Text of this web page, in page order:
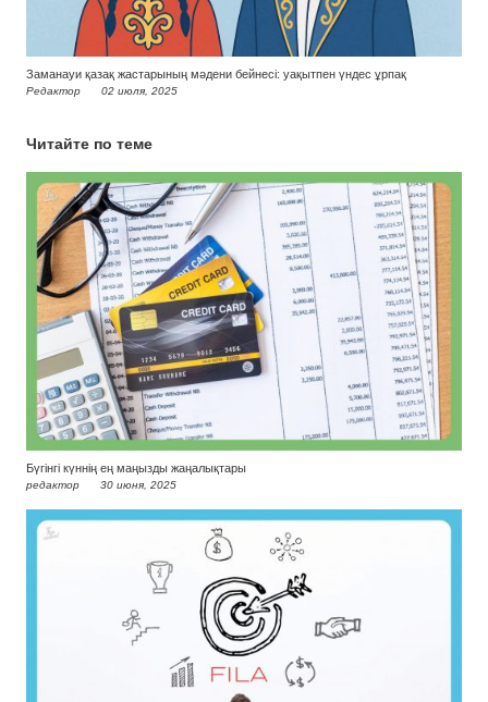
Заманауи қазақ жастарының мәдени бейнесі: уақытпен үндес ұрпақ
Редактор 02 июля, 2025
Читайте по теме
Бүгінгі күннің ең маңызды жаңалықтары
редактор 30 июня, 2025